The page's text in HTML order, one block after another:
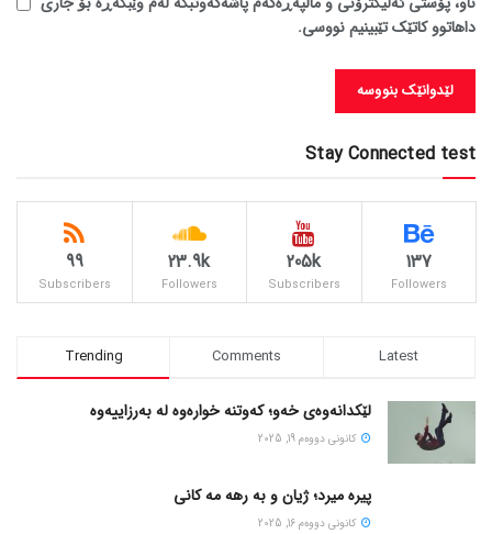
داهاتوو کاتێک تێبینیم نووسی.
Stay Connected test
137
Followers
205k
Subscribers
23.9k
Followers
99
Subscribers
Trending Comments Latest
لێکدانەوەی خەو؛ کەوتنە خوارەوە لە بەرزاییەوە
كانونی دووه‌م 19, 2025
پیره میرد؛ ژیان و به رهه مه کانی
كانونی دووه‌م 16, 2025